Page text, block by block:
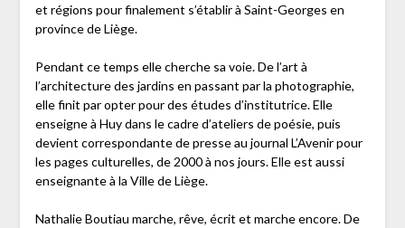
et régions pour finalement s’établir à Saint-Georges en
province de Liège.
Pendant ce temps elle cherche sa voie. De l’art à
l’architecture des jardins en passant par la photographie,
elle finit par opter pour des études d’institutrice. Elle
enseigne à Huy dans le cadre d’ateliers de poésie, puis
devient correspondante de presse au journal L’Avenir pour
les pages culturelles, de 2000 à nos jours. Elle est aussi
enseignante à la Ville de Liège.
Nathalie Boutiau marche, rêve, écrit et marche encore. De